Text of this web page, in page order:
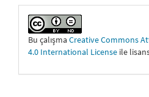
Bu çalışma Creative Commons
4.0 International License ile